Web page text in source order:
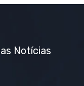
Notícias